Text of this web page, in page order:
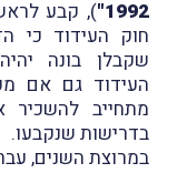
1992" ), קבע
שקבלן בונה
העידוד גם אם
בדרישות שנקבעו.
במרוצת השנים, עבר אותו סעיף